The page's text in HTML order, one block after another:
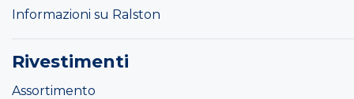
Informazioni su Ralston
Rivestimenti
Assortimento